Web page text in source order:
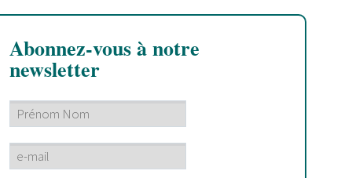
Abonnez-vous à notre
newsletter